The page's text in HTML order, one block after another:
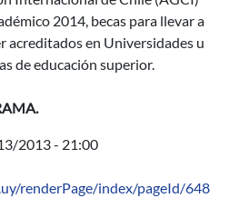
2014, becas para llevar a
acreditados en Universidades u
de educación superior.
2013 - 21:00
renderPage/index/pageId/648